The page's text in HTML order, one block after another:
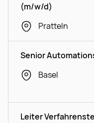
(m/w/d)
Pratteln
Senior
Basel
Leiter